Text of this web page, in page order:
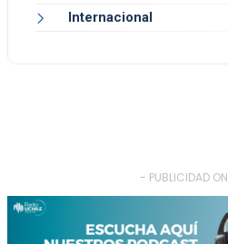
Internacional
- PUBLICIDAD